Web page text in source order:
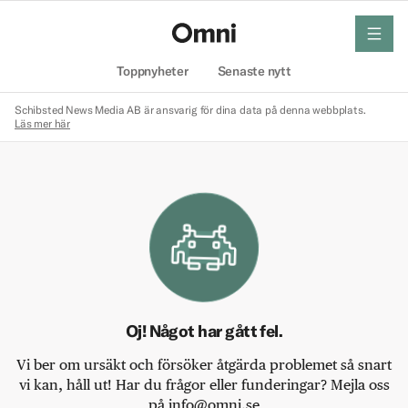
Toppnyheter Senaste nytt
meny
Schibsted News Media AB är ansvarig för dina data på denna webbplats.
Läs mer här
Oj! Något har gått fel.
Vi ber om ursäkt och försöker åtgärda problemet så snart
vi kan, håll ut! Har du frågor eller funderingar? Mejla oss